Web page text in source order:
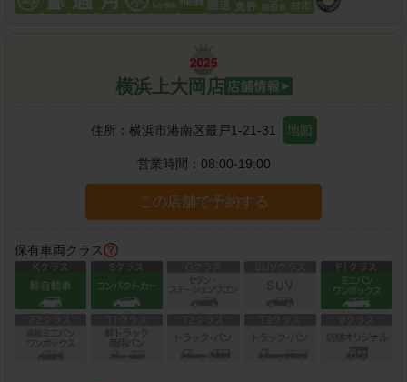
横浜上大岡店
住所： 横浜市港南区最戸1-21-31 地図
営業時間： 08:00-19:00
この店舗で予約する
保有車両クラス